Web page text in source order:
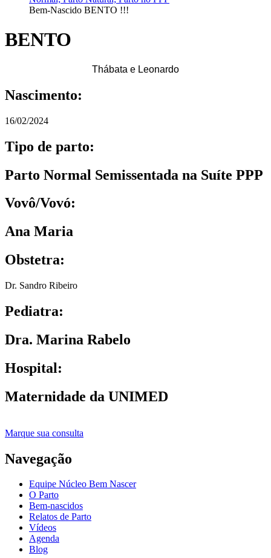
Bem-Nascido BENTO !!!
BENTO
Thábata e Leonardo
Nascimento:
16/02/2024
Tipo de parto:
Parto Normal Semissentada na Suíte PPP
Vovô/Vovó:
Ana Maria
Obstetra:
Dr. Sandro Ribeiro
Pediatra:
Dra. Marina Rabelo
Hospital:
Maternidade da UNIMED
Marque sua consulta
Navegação
Equipe Núcleo Bem Nascer
O Parto
Bem-nascidos
Relatos de Parto
Vídeos
Agenda
Blog